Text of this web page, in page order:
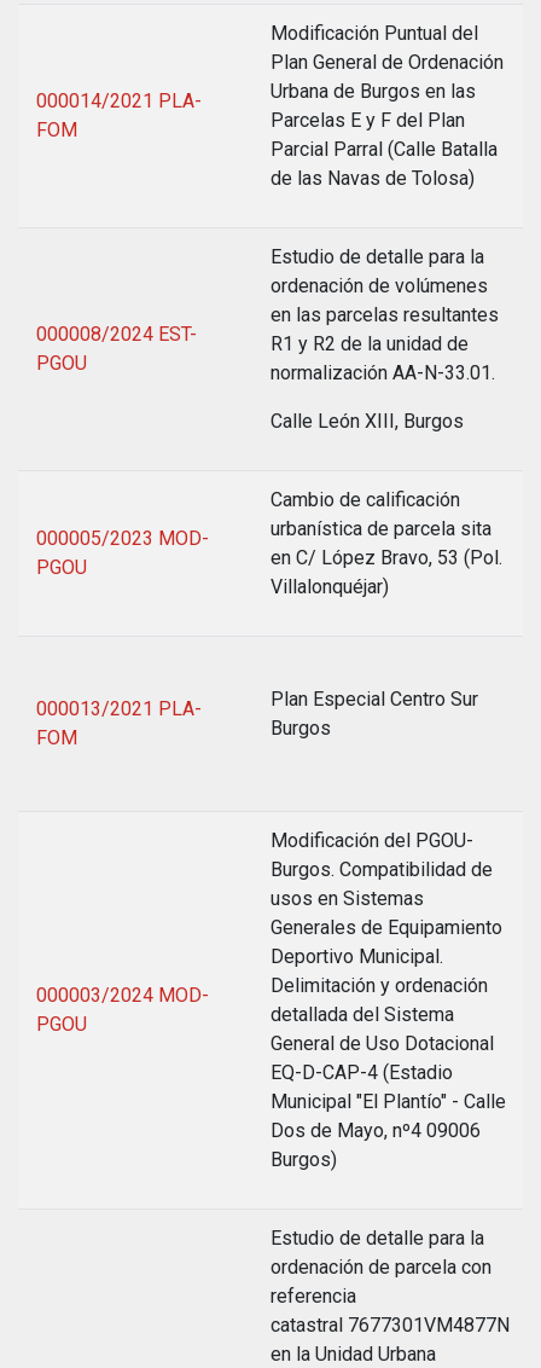
000014/2021 PLA-
FOM
Modificación Puntual del
Plan General de Ordenación
Urbana de Burgos en las
Parcelas E y F del Plan
Parcial Parral (Calle Batalla
de las Navas de Tolosa)
000008/2024 EST-
PGOU
Estudio de detalle para la
ordenación de volúmenes
en las parcelas resultantes
R1 y R2 de la unidad de
normalización AA-N-33.01.
Calle León XIII, Burgos
000005/2023 MOD-
PGOU
Cambio de calificación
urbanística de parcela sita
en C/ López Bravo, 53 (Pol.
Villalonquéjar)
000013/2021 PLA-
FOM
Plan Especial Centro Sur
Burgos
000003/2024 MOD-
PGOU
Modificación del PGOU-
Burgos. Compatibilidad de
usos en Sistemas
Generales de Equipamiento
Deportivo Municipal.
Delimitación y ordenación
detallada del Sistema
General de Uso Dotacional
EQ-D-CAP-4 (Estadio
Municipal "El Plantío" - Calle
Dos de Mayo, nº4 09006
Burgos)
Estudio de detalle para la
ordenación de parcela con
referencia
catastral 7677301VM4877N
en la Unidad Urbana